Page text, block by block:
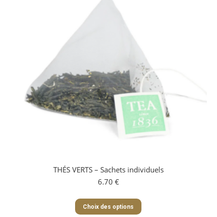
page
du
produit
THÉS VERTS – Sachets individuels
6.70 €
Choix des options
Ce
produit